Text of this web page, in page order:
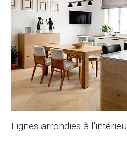
Lignes arrondies à